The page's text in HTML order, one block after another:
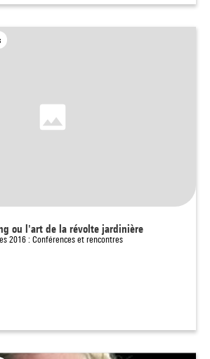
ou l'art de la révolte jardinière
2016 : Conférences et rencontres